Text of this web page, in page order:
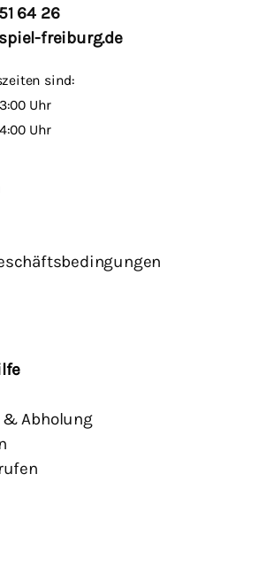
64 26
freiburg.de
sind:
Uhr
Uhr
Abholung